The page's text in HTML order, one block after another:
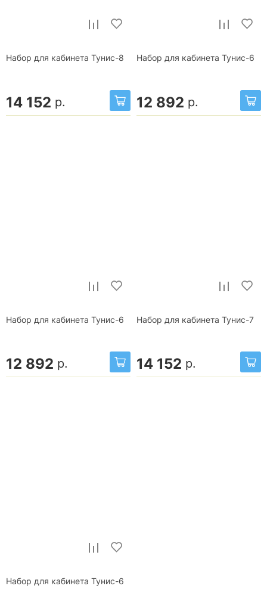
Набор для кабинета Тунис-8
14 152 р.
Набор для кабинета Тунис-6
12 892 р.
Набор для кабинета Тунис-6
12 892 р.
Набор для кабинета Тунис-7
14 152 р.
Набор для кабинета Тунис-6